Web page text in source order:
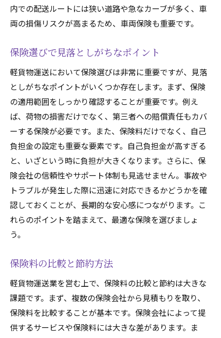
顧客サポートの質と対応速度
契約条件と解約時のペナルティ
千葉県の軽貨物運送業者におすすめの保険プラ
ンとは
地域特化型の保険プラン
小規模業者向けのリーズナブルな保険
大型貨物運搬に適した保険
急なトラブルにも対応できる保険
災害時の特別補償がある保険
カスタマイズ可能な保険プラン
保険選びで失敗しないための軽貨物運送業者向
けガイド
保険選びの基本的なステップ
契約前に確認すべきポイント
保険の専門家に相談するメリット
更新時の見直しと最適化
千葉県での軽貨物運送保険の加入プロセスを徹
底解説
内での配送ルートには狭い道路や急なカーブが多く、車
両の損傷リスクが高まるため、車両保険も重要です。
保険選びで見落としがちなポイント
軽貨物運送において保険選びは非常に重要ですが、見落
としがちなポイントがいくつか存在します。まず、保険
の適用範囲をしっかり確認することが重要です。例え
ば、荷物の損害だけでなく、第三者への賠償責任もカバ
ーする保険が必要です。また、保険料だけでなく、自己
負担金の設定も重要な要素です。自己負担金が高すぎる
と、いざという時に負担が大きくなります。さらに、保
険会社の信頼性やサポート体制も見逃せません。事故や
トラブルが発生した際に迅速に対応できるかどうかを確
認しておくことが、長期的な安心感につながります。こ
れらのポイントを踏まえて、最適な保険を選びましょ
う。
保険料の比較と節約方法
軽貨物運送業を営む上で、保険料の比較と節約は大きな
課題です。まず、複数の保険会社から見積もりを取り、
保険料を比較することが基本です。保険会社によって提
供するサービスや保険料には大きな差があります。ま